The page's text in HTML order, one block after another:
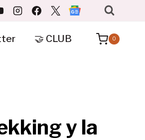
🤝 CLUB 0
y la